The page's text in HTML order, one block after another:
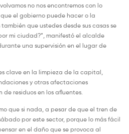
no nos encontremos con lo
el gobierno puede hacer o la
que ustedes desde sus casas se
mi ciudad?”, manifestó el alcalde
una supervisión en el lugar de
clave en la limpieza de la capital,
y otras afectaciones
residuos en los afluentes.
que si nada, a pesar de que el tren de
por este sector, porque lo más fácil
en el daño que se provoca al